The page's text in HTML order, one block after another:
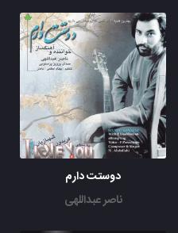
دوستت دارم
ناصر عبداللهی